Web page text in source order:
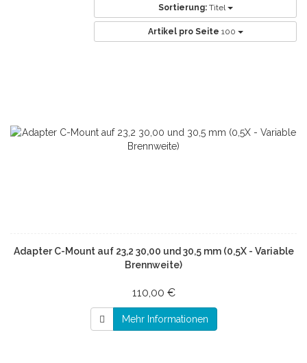
Sortierung: Titel
Artikel pro Seite 100
Adapter C-Mount auf 23,2 30,00 und 30,5 mm (0,5X - Variable
Brennweite)
110,00 €
Mehr Informationen